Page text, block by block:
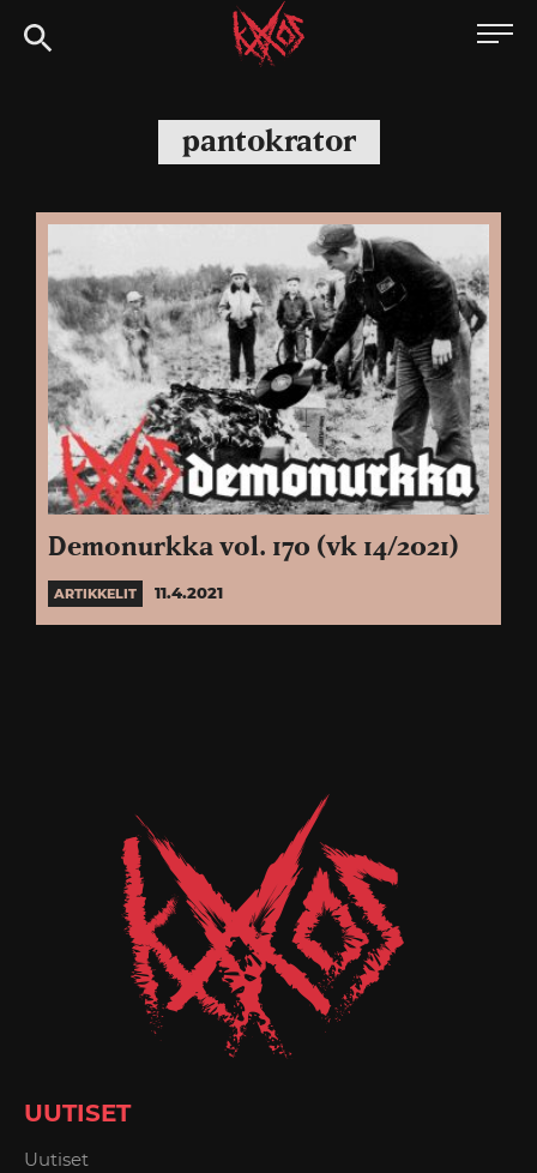
Siirry
suoraan
Kaaoszine
pantokrator
Demonurkka vol. 170 (vk 14/2021)
ARTIKKELIT 11.4.2021
UUTISET
Uutiset